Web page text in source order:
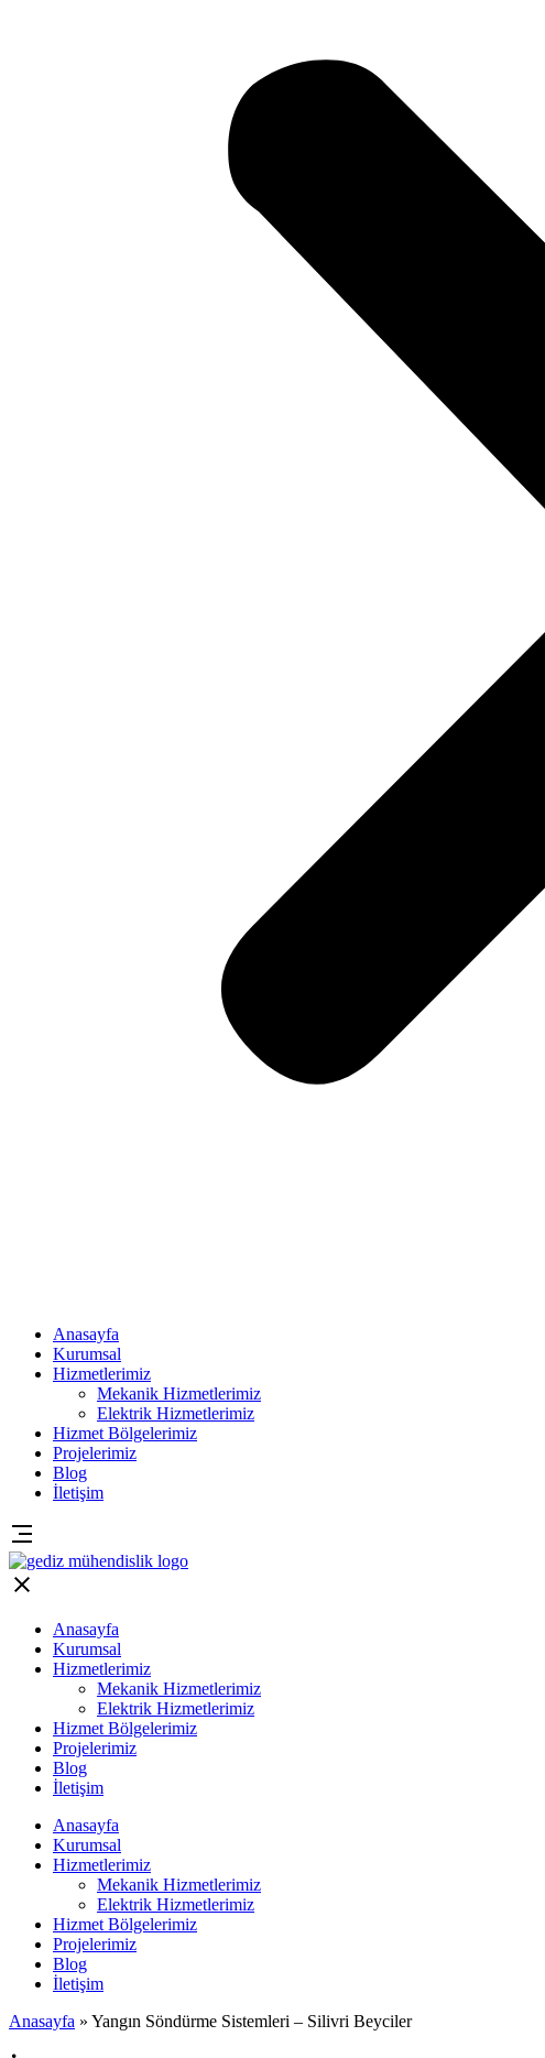
Anasayfa
Kurumsal
Hizmetlerimiz
Mekanik Hizmetlerimiz
Elektrik Hizmetlerimiz
Hizmet Bölgelerimiz
Projelerimiz
Blog
İletişim
Anasayfa
Kurumsal
Hizmetlerimiz
Mekanik Hizmetlerimiz
Elektrik Hizmetlerimiz
Hizmet Bölgelerimiz
Projelerimiz
Blog
İletişim
Anasayfa
Kurumsal
Hizmetlerimiz
Mekanik Hizmetlerimiz
Elektrik Hizmetlerimiz
Hizmet Bölgelerimiz
Projelerimiz
Blog
İletişim
Anasayfa » Yangın Söndürme Sistemleri – Silivri Beyciler